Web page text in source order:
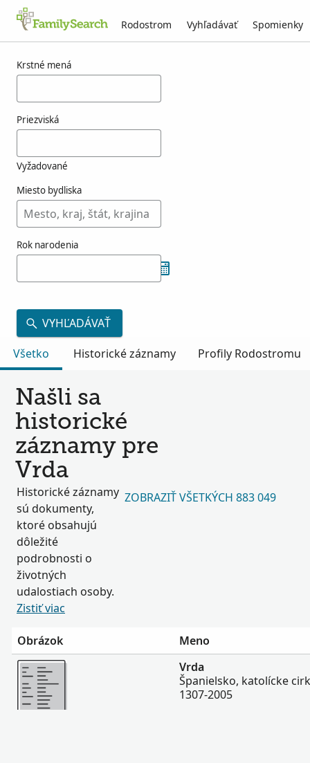
Rodostrom Vyhľadávať Spomienky
Krstné mená
Priezviská
Vyžadované
Miesto bydliska
Rok narodenia
VYHĽADÁVAŤ
Všetko
Historické záznamy Profily Rodostromu
Našli sa
historické
záznamy pre
Vrda
Historické záznamy
sú dokumenty,
ktoré obsahujú
dôležité
podrobnosti o
životných
udalostiach osoby.
Zistiť viac
ZOBRAZIŤ VŠETKÝCH 883 049
Obrázok
Meno
Viac
Vrda
Španielsko, katolícke
1307-2005